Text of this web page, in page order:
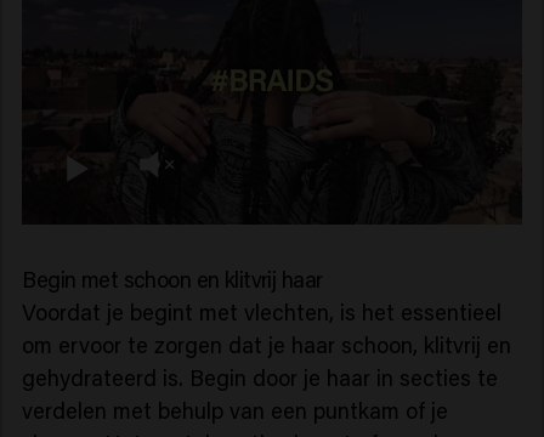
Begin met schoon en klitvrij haar
Voordat je begint met vlechten, is het essentieel
om ervoor te zorgen dat je haar schoon, klitvrij en
gehydrateerd is. Begin door je haar in secties te
verdelen met behulp van een puntkam of je